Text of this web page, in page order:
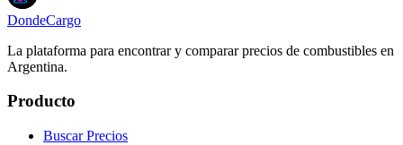
DondeCargo
La plataforma para encontrar y comparar precios de combustibles en
Argentina.
Producto
Buscar Precios